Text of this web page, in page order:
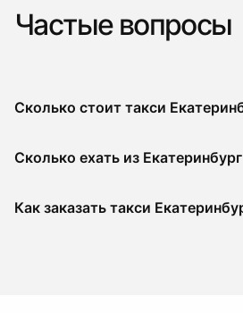
Частые вопросы
Сколько стоит такси
Сколько ехать из
Как заказать такси